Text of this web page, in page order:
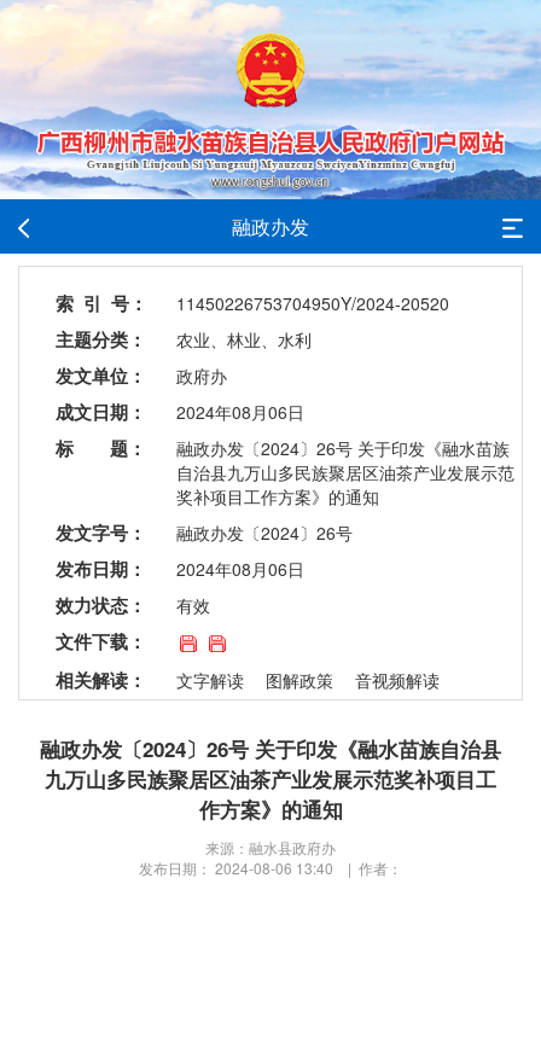
融政办发
索 引 号： 11450226753704950Y/2024-20520
主题分类： 农业、林业、水利
发文单位： 政府办
成文日期： 2024年08月06日
标 题：
融政办发〔2024〕26号 关于印发《融水苗族
自治县九万山多民族聚居区油茶产业发展示范
奖补项目工作方案》的通知
发文字号： 融政办发〔2024〕26号
发布日期： 2024年08月06日
效力状态： 有效
文件下载：
相关解读：
文字解读 图解政策 音视频解读
融政办发〔2024〕26号 关于印发《融水苗族自治县
九万山多民族聚居区油茶产业发展示范奖补项目工
作方案》的通知
来源：融水县政府办
发布日期： 2024-08-06 13:40 | 作者：